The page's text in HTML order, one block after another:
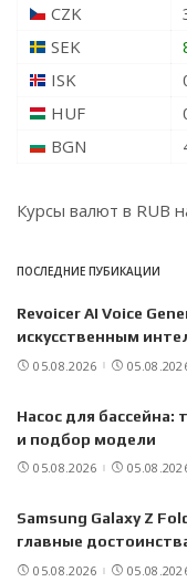
CZK
SEK
ISK
HUF
BGN
Курсы валют в RUB
ПОСЛЕДНИЕ ПУБИКАЦИИ
Revoicer AI Voice
искусственным
05.08.2026
Насос для
и подбор модели
05.08.2026
Samsung Galaxy Z
главные
05.08.2026